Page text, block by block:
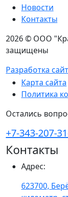
Новости
Контакты
2026 © ООО
защищены
Разработка
Карта сайта
Политика
Остались
+7-343-207-
Контакты
Адрес:
623700,